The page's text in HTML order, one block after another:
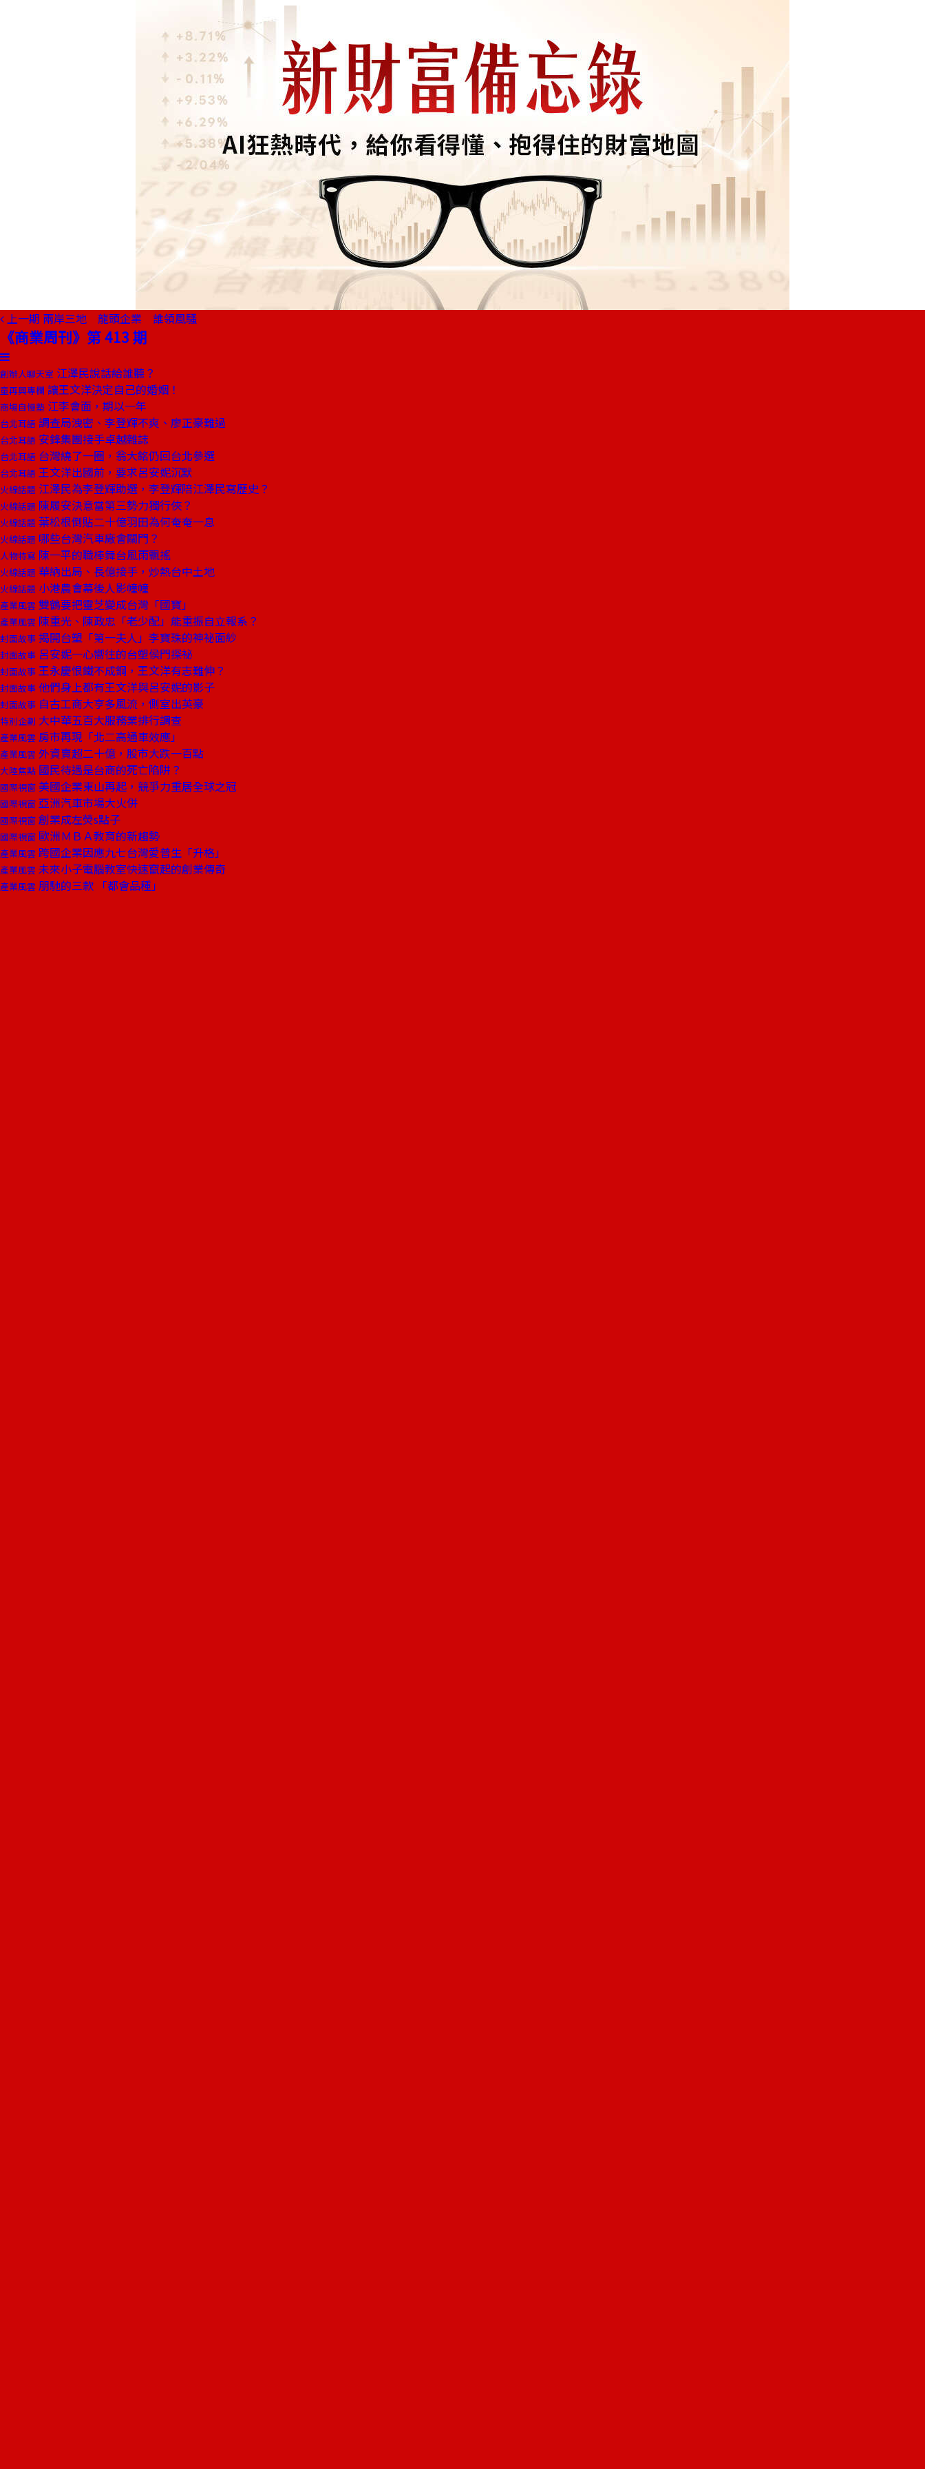
上一期 兩岸三地 龍頭企業 誰領風騷
《商業周刊》第 413 期
創辦人聊天室 江澤民說話給誰聽？
童再興專欄 讓王文洋決定自己的婚姻！
商場自慢塾 江李會面，期以一年
台北耳語 調查局洩密、李登輝不爽、廖正豪難過
台北耳語 安鋒集團接手卓越雜誌
台北耳語 台灣繞了一圈，翁大銘仍回台北參選
台北耳語 王文洋出國前，要求呂安妮沉默
火線話題 江澤民為李登輝助選，李登輝陪江澤民寫歷史？
火線話題 陳履安決意當第三勢力獨行俠？
火線話題 葉松根倒貼二十億羽田為何奄奄一息
火線話題 哪些台灣汽車廠會關門？
人物特寫 陳一平的職棒舞台風雨飄搖
火線話題 華納出局、長億接手，炒熱台中土地
火線話題 小港農會幕後人影幢幢
產業風雲 雙鶴要把靈芝變成台灣「國寶」
產業風雲 陳重光、陳政忠「老少配」能重振自立報系？
封面故事 揭開台塑「第一夫人」李寶珠的神祕面紗
封面故事 呂安妮一心嚮往的台塑侯門探祕
封面故事 王永慶恨鐵不成鋼，王文洋有志難伸？
封面故事 他們身上都有王文洋與呂安妮的影子
封面故事 自古工商大亨多風流，側室出英豪
特別企劃 大中華五百大服務業排行調查
產業風雲 房市再現「北二高通車效應」
產業風雲 外資賣超二十億，股市大跌一百點
大陸焦點 國民待遇是台商的死亡陷阱？
國際視窗 美國企業東山再起，競爭力重居全球之冠
國際視窗 亞洲汽車市場大火併
國際視窗 創業成左熒s點子
國際視窗 歐洲ＭＢＡ教育的新趨勢
產業風雲 跨國企業因應九七台灣愛普生「升格」
產業風雲 未來小子電腦教室快速竄起的創業傳奇
產業風雲 朋馳的三款 「都會品種」